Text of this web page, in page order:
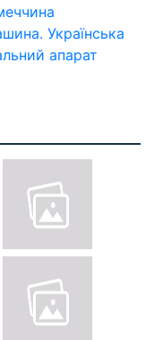
Українська
апарат